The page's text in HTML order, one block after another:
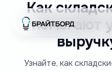
Как
помогают
Узнайте, как